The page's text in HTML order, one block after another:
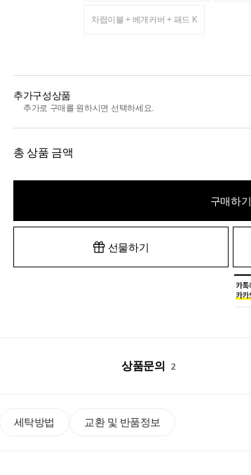
차렵이불 + 베개커버 + 패드 K
추가구성상품
추가로 구매를 원하시면 선택하세요.
총 상품 금액
구매하기
선물하기
상품문의 2
세탁방법 교환 및 반품정보